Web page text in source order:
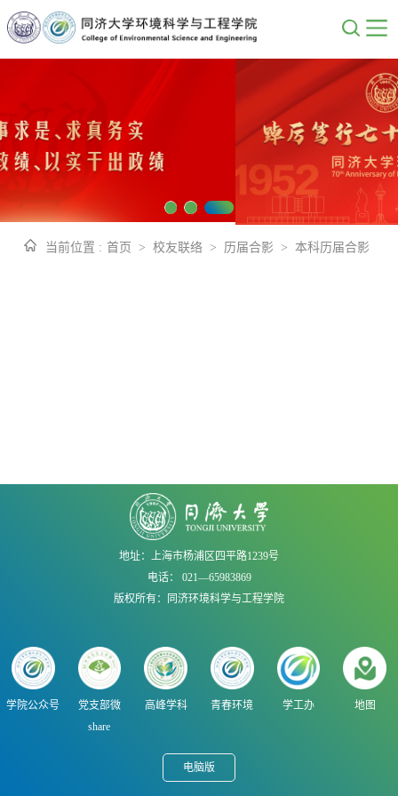
当前位置 : 首页 > 校友联络 > 历届合影 > 本科历届合影
地址：上海市杨浦区四平路1239号
电话： 021—65983869
版权所有：同济环境科学与工程学院
学院公众号
党支部微
share
高峰学科 青春环境 学工办 地图
电脑版